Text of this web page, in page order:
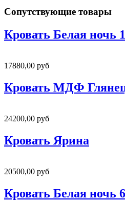
Сопутствующие товары
Кровать Белая ночь
17880,00 руб
Кровать МДФ
24200,00 руб
Кровать Ярина
20500,00 руб
Кровать Белая ночь